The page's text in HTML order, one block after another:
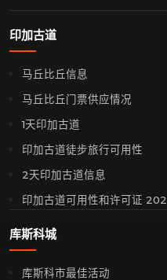
印加古道
马丘比丘信息
马丘比丘门票供应情况
1天印加古道
印加古道徒步旅行可用性
2天印加古道信息
印加古道可用性和许可证
库斯科城
库斯科市最佳活动